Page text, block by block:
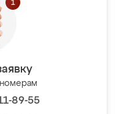
номерам
89-55